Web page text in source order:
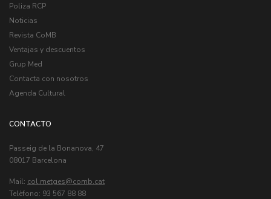
Poliza RCP
Noticias
Revista CoMB
Ventajas y descuentos
Grup Med
Contacta con nosotros
Agenda Cultural
CONTACTO
Passeig de la Bonanova, 47
08017 Barcelona
Mail: col.metges
Telèfono: 93 567 88 88